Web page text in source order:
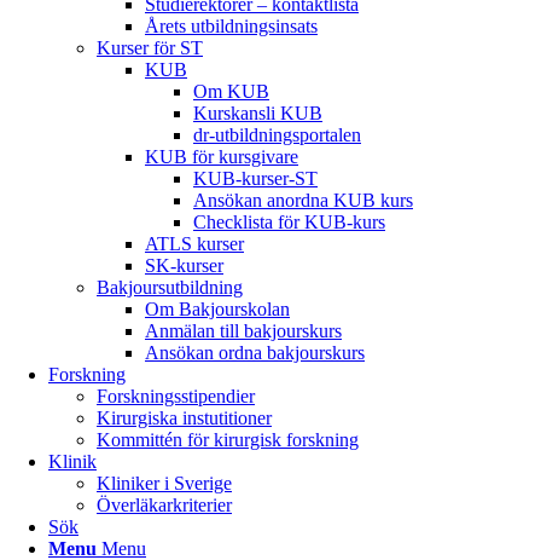
Studierektorer – kontaktlista
Årets utbildningsinsats
Kurser för ST
KUB
Om KUB
Kurskansli KUB
dr-utbildningsportalen
KUB för kursgivare
KUB-kurser-ST
Ansökan anordna KUB kurs
Checklista för KUB-kurs
ATLS kurser
SK-kurser
Bakjoursutbildning
Om Bakjourskolan
Anmälan till bakjourskurs
Ansökan ordna bakjourskurs
Forskning
Forskningsstipendier
Kirurgiska instutitioner
Kommittén för kirurgisk forskning
Klinik
Kliniker i Sverige
Överläkarkriterier
Sök
Menu Menu